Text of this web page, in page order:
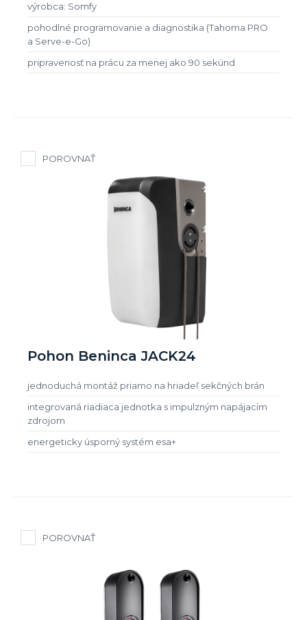
výrobca: Somfy
pohodlné programovanie a diagnostika (Tahoma PRO
a Serve-e-Go)
pripravenosť na prácu za menej ako 90 sekúnd
POROVNAŤ
Pohon Beninca JACK24
jednoduchá montáž priamo na hriadeľ sekčných brán
integrovaná riadiaca jednotka s impulzným napájacím
zdrojom
energeticky úsporný systém esa+
POROVNAŤ